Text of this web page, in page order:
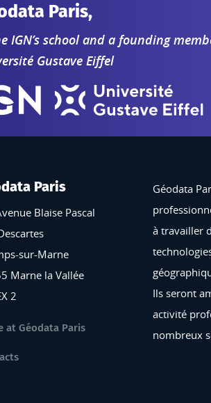
Paris,
IGN’s school and a founding
Gustave Eiffel
Paris
Blaise Pascal
sur-Marne
Marne la Vallée
2
at Géodata Paris
Géodata
à travailler
Ils seront
activité
nombreux